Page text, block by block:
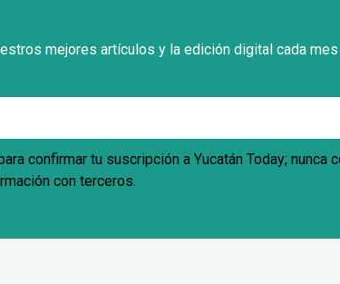
mejores artículos y la edición digital cada mes
confirmar tu suscripción a Yucatán Today;
con terceros.